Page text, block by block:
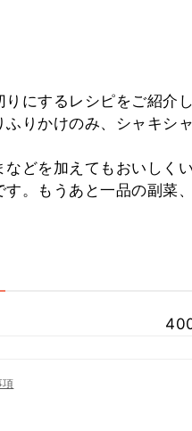
にするレシピをご紹介し
りかけのみ、シャキシ
どを加えてもおいしくい
。もうあと一品の副菜
項